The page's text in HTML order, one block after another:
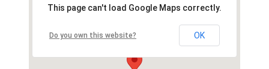
This page can't load Google Maps correctly.
Do you own this website? OK